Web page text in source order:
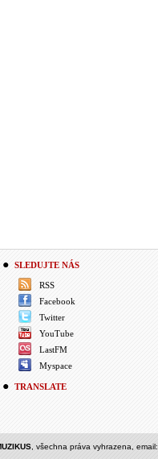
SLEDUJTE NÁS
RSS
Facebook
Twitter
YouTube
LastFM
Myspace
TRANSLATE
, všechna práva vyhrazena, email: